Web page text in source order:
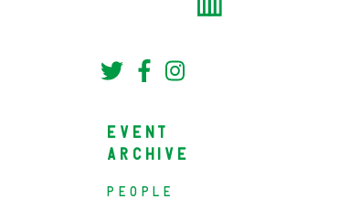
EVENT
ARCHIVE
PEOPLE